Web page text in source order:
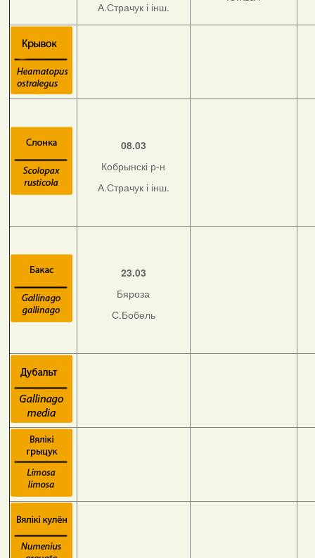
А.Страчук і інш.
08.03
Кобрынскі р-н
А.Страчук і інш.
23.03
Бяроза
С.Бобель